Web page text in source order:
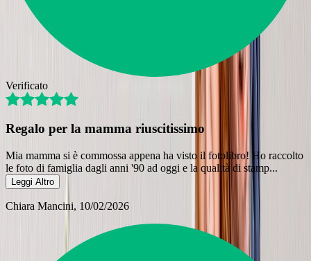
Verificato
Regalo per la mamma riuscitissimo
Mia mamma si è commossa appena ha visto il fotolibro! Ho raccolto
le foto di famiglia dagli anni '90 ad oggi e la qualità di stamp...
Leggi Altro
Chiara Mancini, 10/02/2026